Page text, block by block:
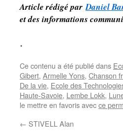
Article rédigé parDaniel
et des informations
.
Ce contenu a été publié dans
Gibert, Armelle Yons, Chanson
De la vie, Ecole des
Haute-Savoie, Lembe Lokk,
le mettre en favoris avecce
← STIVELL Alan